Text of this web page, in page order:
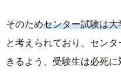
そのためセンター試験は
と考えられており、セン
きるよう、受験生は必死